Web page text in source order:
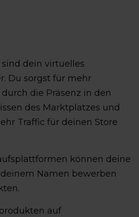
dein virtuelles
Du sorgst für mehr
die Präsenz in den
des Marktplatzes und
Traffic für deinen Store
können deine
Namen bewerben
auf